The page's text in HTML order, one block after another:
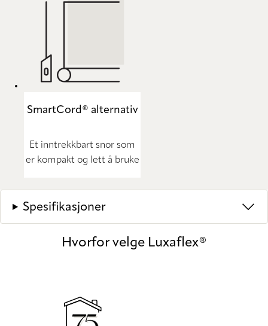
SmartCord® alternativ
Et inntrekkbart snor som
er kompakt og lett å bruke
Spesifikasjoner
Hvorfor velge Luxaflex®